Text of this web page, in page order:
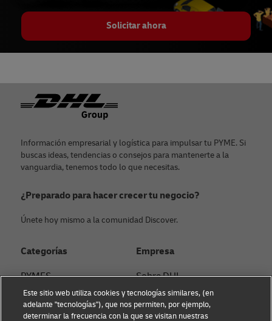
Solicitar ahora
Pie de página
Información empresarial y logística para impulsar tu PYME. Si
buscas ideas, tendencias o consejos para mantenerte a la
vanguardia, tenemos todo lo que necesitas.
¿Preparado para hacer crecer tu negocio?
Únete hoy mismo a la comunidad Discover.
Categorías
PYMES
Asesoramiento en e-
commerce
Empresa
Sobre DHL
Contacto
Este sitio web utiliza cookies y tecnologías similares, (en
adelante "tecnologías"), que nos permiten, por ejemplo,
determinar la frecuencia con la que se visitan nuestras